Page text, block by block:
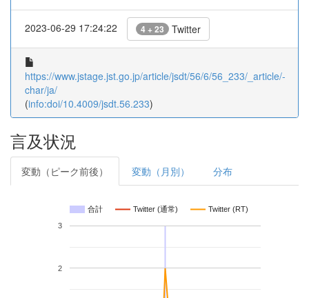
2023-06-29 17:24:22 4 + 23 Twitter
https://www.jstage.jst.go.jp/article/jsdt/56/6/56_233/_article/-
char/ja/
(info:doi/10.4009/jsdt.56.233)
言及状況
変動（ピーク前後） 変動（月別） 分布
合計 Twitter (通常) Twitter (RT)
2
3